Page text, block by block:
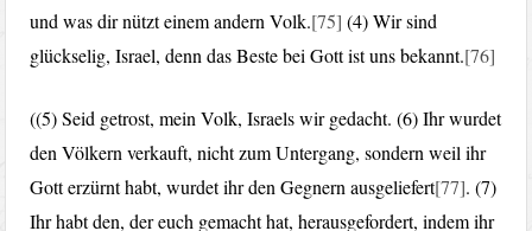
und was dir nützt einem andern Volk.[75] (4) Wir sind
glückselig, Israel, denn das Beste bei Gott ist uns bekannt.[76]
((5) Seid getrost, mein Volk, Israels wir gedacht. (6) Ihr wurdet
den Völkern verkauft, nicht zum Untergang, sondern weil ihr
Gott erzürnt habt, wurdet ihr den Gegnern ausgeliefert[77]. (7)
Ihr habt den, der euch gemacht hat, herausgefordert, indem ihr